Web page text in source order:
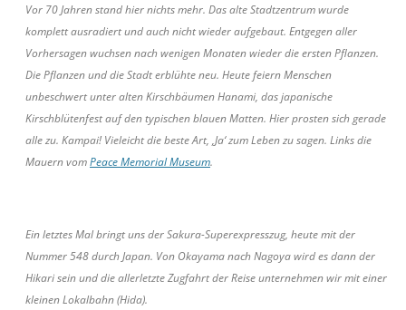
Vor 70 Jahren stand hier nichts mehr. Das alte Stadtzentrum wurde
komplett ausradiert und auch nicht wieder aufgebaut. Entgegen aller
Vorhersagen wuchsen nach wenigen Monaten wieder die ersten Pflanzen.
Die Pflanzen und die Stadt erblühte neu. Heute feiern Menschen
unbeschwert unter alten KirschbäumenHanami, das japanische
Kirschblütenfest auf den typischen blauen Matten. Hier prosten sich gerade
alle zu. Kampai! Vieleicht die beste Art, ‚Ja‘ zum Leben zu sagen. Links die
Mauern vomPeace Memorial Museum.
Ein letztes Mal bringt uns der Sakura-Superexpresszug, heute mit der
Nummer 548 durch Japan. Von Okayama nach Nagoya wird es dann der
Hikari sein und die allerletzte Zugfahrt der Reise unternehmen wir mit einer
kleinen Lokalbahn (Hida).